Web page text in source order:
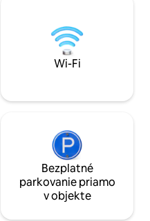
so
salónika/
parkovania.
medzimestskej
doprave –
Wi-Fi
Bezplatné
parkovanie priamo
v objekte